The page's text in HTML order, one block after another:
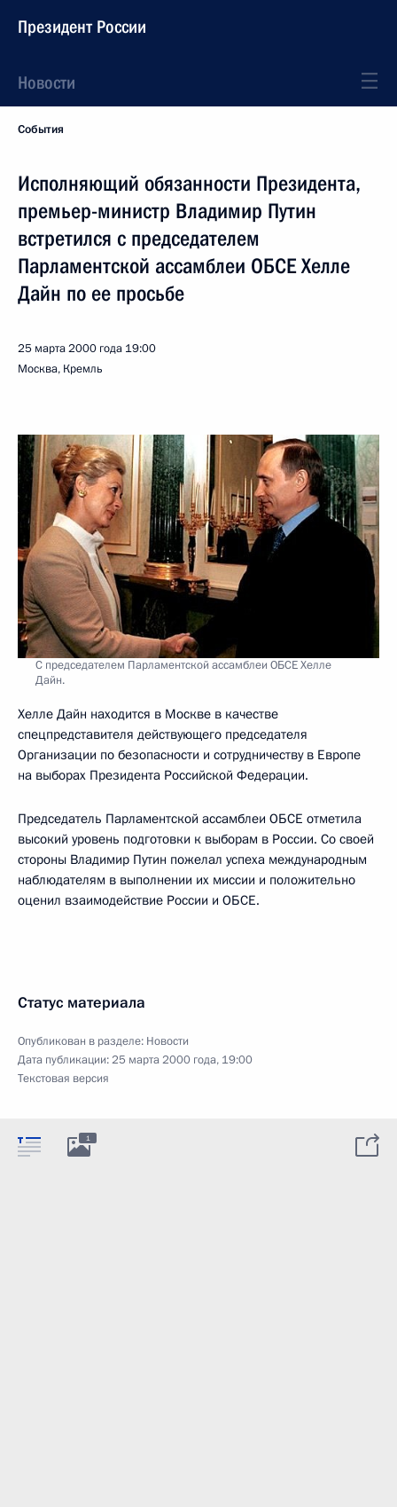
Президент России
Новости
События
Исполняющий обязанности Президента,
премьер-министр Владимир Путин
встретился с председателем
Парламентской ассамблеи ОБСЕ Хелле
Дайн по ее просьбе
25 марта 2000 года 19:00
Москва, Кремль
С председателем Парламентской ассамблеи ОБСЕ Хелле
Дайн.
Хелле Дайн находится в Москве в качестве
спецпредставителя действующего председателя
Организации по безопасности и сотрудничеству в Европе
на выборах Президента Российской Федерации.
Председатель Парламентской ассамблеи ОБСЕ отметила
высокий уровень подготовки к выборам в России. Со своей
стороны Владимир Путин пожелал успеха международным
наблюдателям в выполнении их миссии и положительно
оценил взаимодействие России и ОБСЕ.
Статус материала
Опубликован в разделе: Новости
Дата публикации:25 марта 2000 года, 19:00
Текстовая версия
1